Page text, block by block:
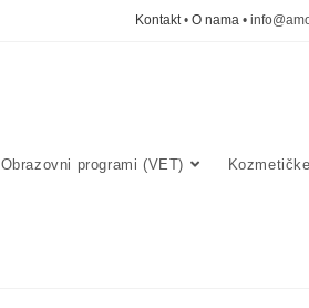
Kontakt• O nama •
Obrazovni programi (VET)